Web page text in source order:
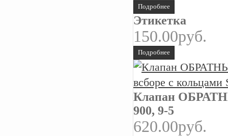
Подробнее
Этикетка
150.00руб.
Подробнее
Клапан
900, 9-5
620.00руб.